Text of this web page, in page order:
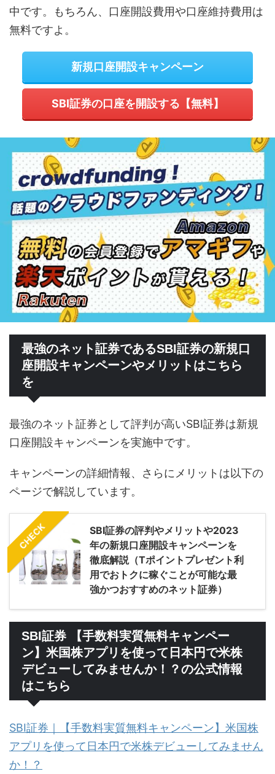
中です。もちろん、口座開設費用や口座維持費用は
無料ですよ。
新規口座開設キャンペーン
SBI証券の口座を開設する【無料】
最強のネット証券であるSBI証券の新規口
座開設キャンペーンやメリットはこちら
を
最強のネット証券として評判が高いSBI証券は新規
口座開設キャンペーンを実施中です。
キャンペーンの詳細情報、さらにメリットは以下の
ページで解説しています。
CHECK
SBI証券の評判やメリットや2023
年の新規口座開設キャンペーンを
徹底解説（Tポイントプレゼント利
用でおトクに稼ぐことが可能な最
強かつおすすめのネット証券）
SBI証券 【手数料実質無料キャンペー
ン】米国株アプリを使って日本円で米株
デビューしてみませんか！？の公式情報
はこちら
SBI証券｜【手数料実質無料キャンペーン】米国株
アプリを使って日本円で米株デビューしてみません
か！？